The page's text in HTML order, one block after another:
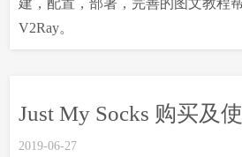
建，配置，部署，完善的图文教程
V2Ray。
Just My Socks 购买及
2019-06-27